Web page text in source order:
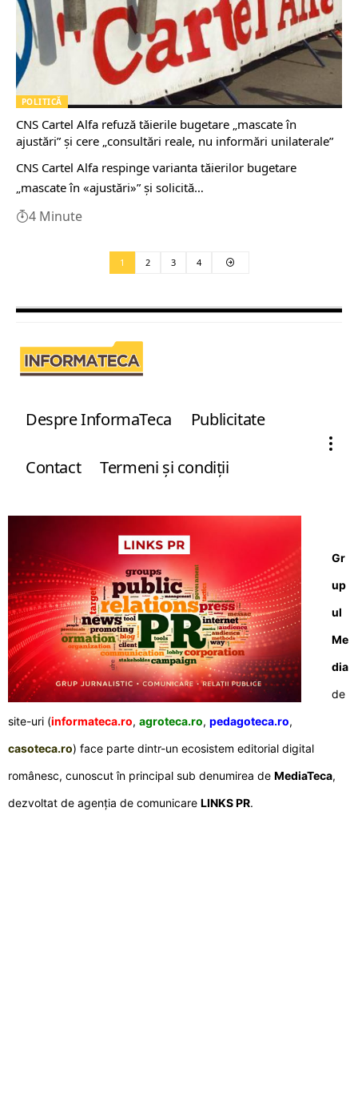
POLITICĂ
CNS Cartel Alfa refuză tăierile bugetare „mascate în
ajustări” şi cere „consultări reale, nu informări unilaterale”
CNS Cartel Alfa respinge varianta tăierilor bugetare
„mascate în «ajustări»” şi solicită…
4 Minute
1 2 3 4
Despre InformaTeca Publicitate
Contact Termeni şi condiţii
Gr
up
ul
Me
dia
de
site-uri (informateca.ro, agroteca.ro, pedagoteca.ro,
casoteca.ro) face parte dintr-un ecosistem editorial digital
românesc, cunoscut în principal sub denumirea de MediaTeca,
dezvoltat de agenția de comunicare LINKS PR.